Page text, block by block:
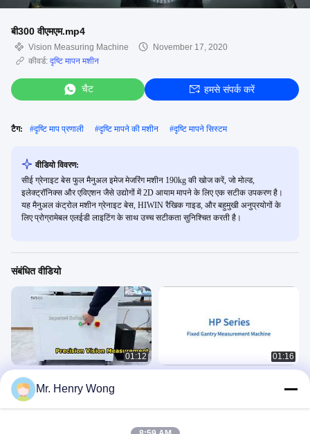
बी300 वीएमएम.mp4
Vision Measuring Machine
November 17, 2020
कीवर्ड: दृष्टि मापन मशीन
चैट हमसे संपर्क करें
टैग: #दृष्टि माप प्रणाली #दृष्टि मापने की मशीन #दृष्टि मापने सिस्टम
वीडियो विवरण:
सीई ग्रेनाइट बेस फुल मैनुअल इमेज मेजरिंग मशीन 190kg की खोज करें, जो मोल्ड,
इलेक्ट्रॉनिक्स और एविएशन जैसे उद्योगों में 2D आयाम मापने के लिए एक सटीक उपकरण है।
यह मैनुअल कंट्रोल मशीन ग्रेनाइट बेस, HIWIN रैखिक गाइड, और बहुमुखी अनुप्रयोगों के
लिए प्रोग्रामेबल एलईडी लाइटिंग के साथ उच्च सटीकता सुनिश्चित करती है।
संबंधित वीडियो
01:12
UNIMETRO SV स्वचालित दृष्टि मापने की
मशीन: अगले स्तर की स्थिरता और सटीकता
Vision Measuring Machine
01:16
Mr. Henry Wong